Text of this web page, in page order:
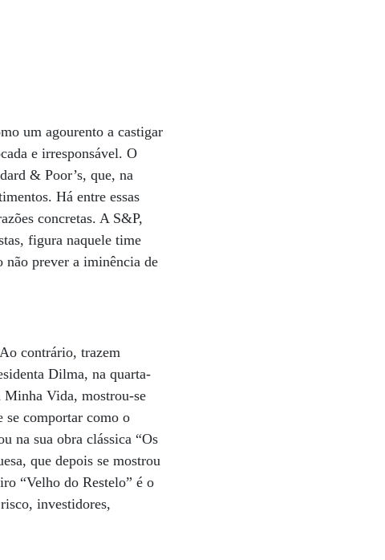
um agourento a castigar
e irresponsável. O
& Poor’s, que, na
Há entre essas
concretas. A S&P,
figura naquele time
não prever a iminência de
contrário, trazem
Dilma, na quarta-
Minha Vida, mostrou-se
se comportar como o
na sua obra clássica “Os
que depois se mostrou
“Velho do Restelo” é o
investidores,